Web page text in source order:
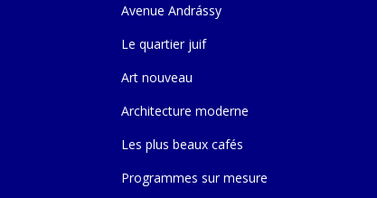
Avenue Andrássy
Le quartier juif
Art nouveau
Architecture moderne
Les plus beaux cafés
Programmes sur mesure